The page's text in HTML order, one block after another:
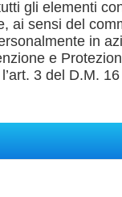
gli elementi
ai sensi del
in
e
3 del D.M.